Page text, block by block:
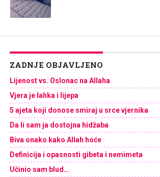
ZADNJE OBJAVLJENO
Lijenost vs. Oslonac na Allaha
Vjera je lahka i lijepa
5 ajeta koji donose smiraj u srce vjernika
Da li sam ja dostojna hidžaba
Biva onako kako Allah hoće
Definicija i opasnosti gibeta i nemimeta
Učinio sam blud…